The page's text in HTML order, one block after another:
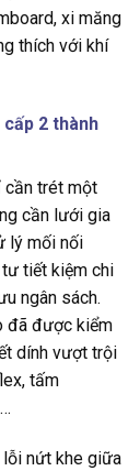
xi măng
thích với khí
2 thành
cần trét một
cần lưới gia
lý mối nối
tư tiết kiệm chi
ngân sách.
đã được kiểm
dính vượt trội
tấm
nứt khe giữa